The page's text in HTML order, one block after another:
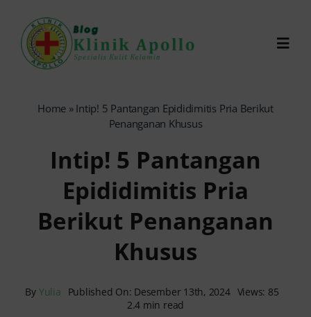
content
Reservasi Online
Search
Home » Intip! 5 Pantangan Epididimitis Pria Berikut
Penanganan Khusus
Intip! 5 Pantangan
Epididimitis Pria
Berikut Penanganan
Khusus
By Yulia Published On: Desember 13th, 2024 Views: 85
2.4 min read